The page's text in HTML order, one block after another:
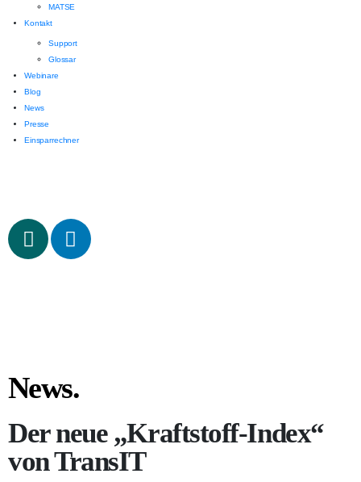
MATSE
Kontakt
Support
Glossar
Webinare
Blog
News
Presse
Einsparrechner
News.
Der neue „Kraftstoff-Index“
von TransIT